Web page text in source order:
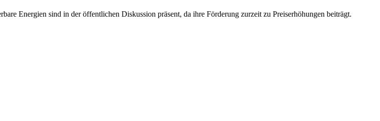
Energien sind in der öffentlichen Diskussion präsent, da ihre Förderung zurzeit zu Preiserhöhungen beiträgt.